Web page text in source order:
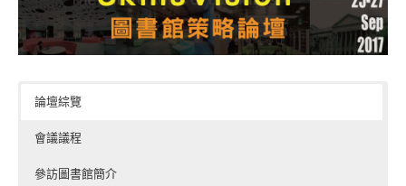
論壇綜覽
會議議程
參訪圖書館簡介